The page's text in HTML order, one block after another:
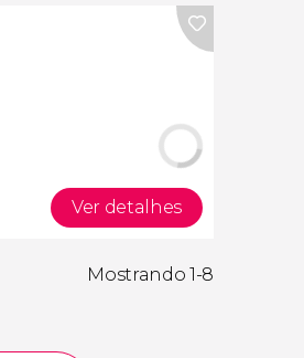
Ver detalhes
Mostrando 1-8